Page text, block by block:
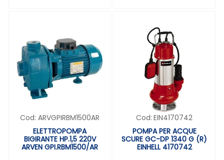
Cod: ARVGPIRBM1500AR
ELETTROPOMPA
BIGIRANTE HP.1,5 220V
ARVEN GPI.RBM1500/AR
Cod: EIN4170742
POMPA PER ACQUE
SCURE GC-DP 1340 G (R)
EINHELL 4170742